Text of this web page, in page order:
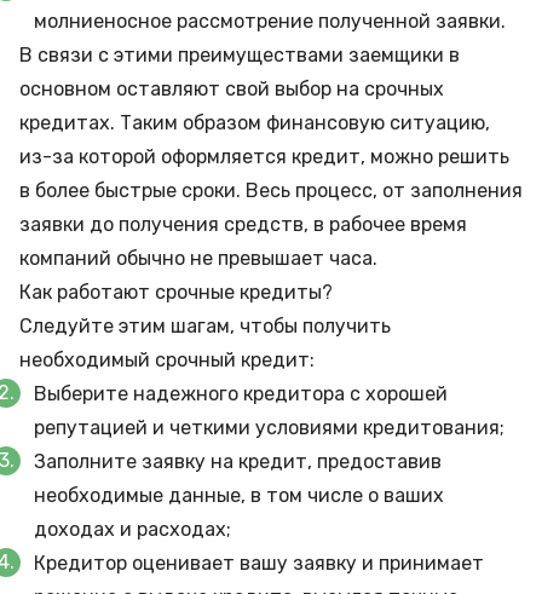
молниеносное рассмотрение полученной заявки.
В связи с этими преимуществами заемщики в
основном оставляют свой выбор на срочных
кредитах. Таким образом финансовую ситуацию,
из-за которой оформляется кредит, можно решить
в более быстрые сроки. Весь процесс, от заполнения
заявки до получения средств, в рабочее время
компаний обычно не превышает часа.
Как работают срочные кредиты?
Следуйте этим шагам, чтобы получить
необходимый срочный кредит:
Выберите надежного кредитора с хорошей
репутацией и четкими условиями кредитования;
Заполните заявку на кредит, предоставив
необходимые данные, в том числе о ваших
доходах и расходах;
Кредитор оценивает вашу заявку и принимает